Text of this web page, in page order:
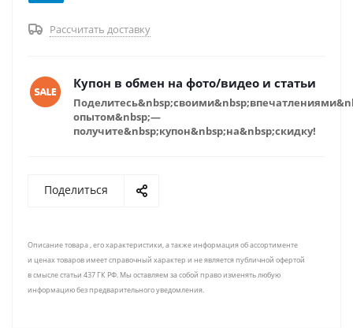
Рассчитать доставку
Купон в обмен на фото/видео и статьи
опытом&nbsp;—
получите&nbsp;купон&nbsp;на&nbsp;скидку!
Поделиться
Описание товара , его характеристики, а также информация об ассортименте
и ценах товаров имеет справочный характер и не является публичной офертой
в смысле статьи 437 ГК РФ. Мы оставляем за собой право изменять любую
информацию без предварительного уведомления.